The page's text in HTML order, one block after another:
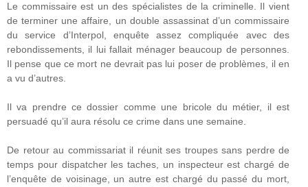
Le commissaire est un des spécialistes de la criminelle. Il vient
de terminer une affaire, un double assassinat d’un commissaire
du service d’Interpol, enquête assez compliquée avec des
rebondissements, il lui fallait ménager beaucoup de personnes.
Il pense que ce mort ne devrait pas lui poser de problèmes, il en
a vu d’autres.
Il va prendre ce dossier comme une bricole du métier, il est
persuadé qu’il aura résolu ce crime dans une semaine.
De retour au commissariat il réunit ses troupes sans perdre de
temps pour dispatcher les taches, un inspecteur est chargé de
l’enquête de voisinage, un autre est chargé du passé du mort,